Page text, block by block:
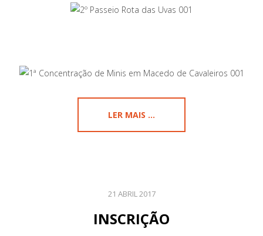
LER MAIS ...
21 ABRIL 2017
INSCRIÇÃO